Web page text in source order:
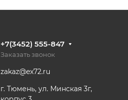
+7(3452) 555-847
Заказать звонок
zakaz@ex72.ru
г. Тюмень, ул. Минская 3г,